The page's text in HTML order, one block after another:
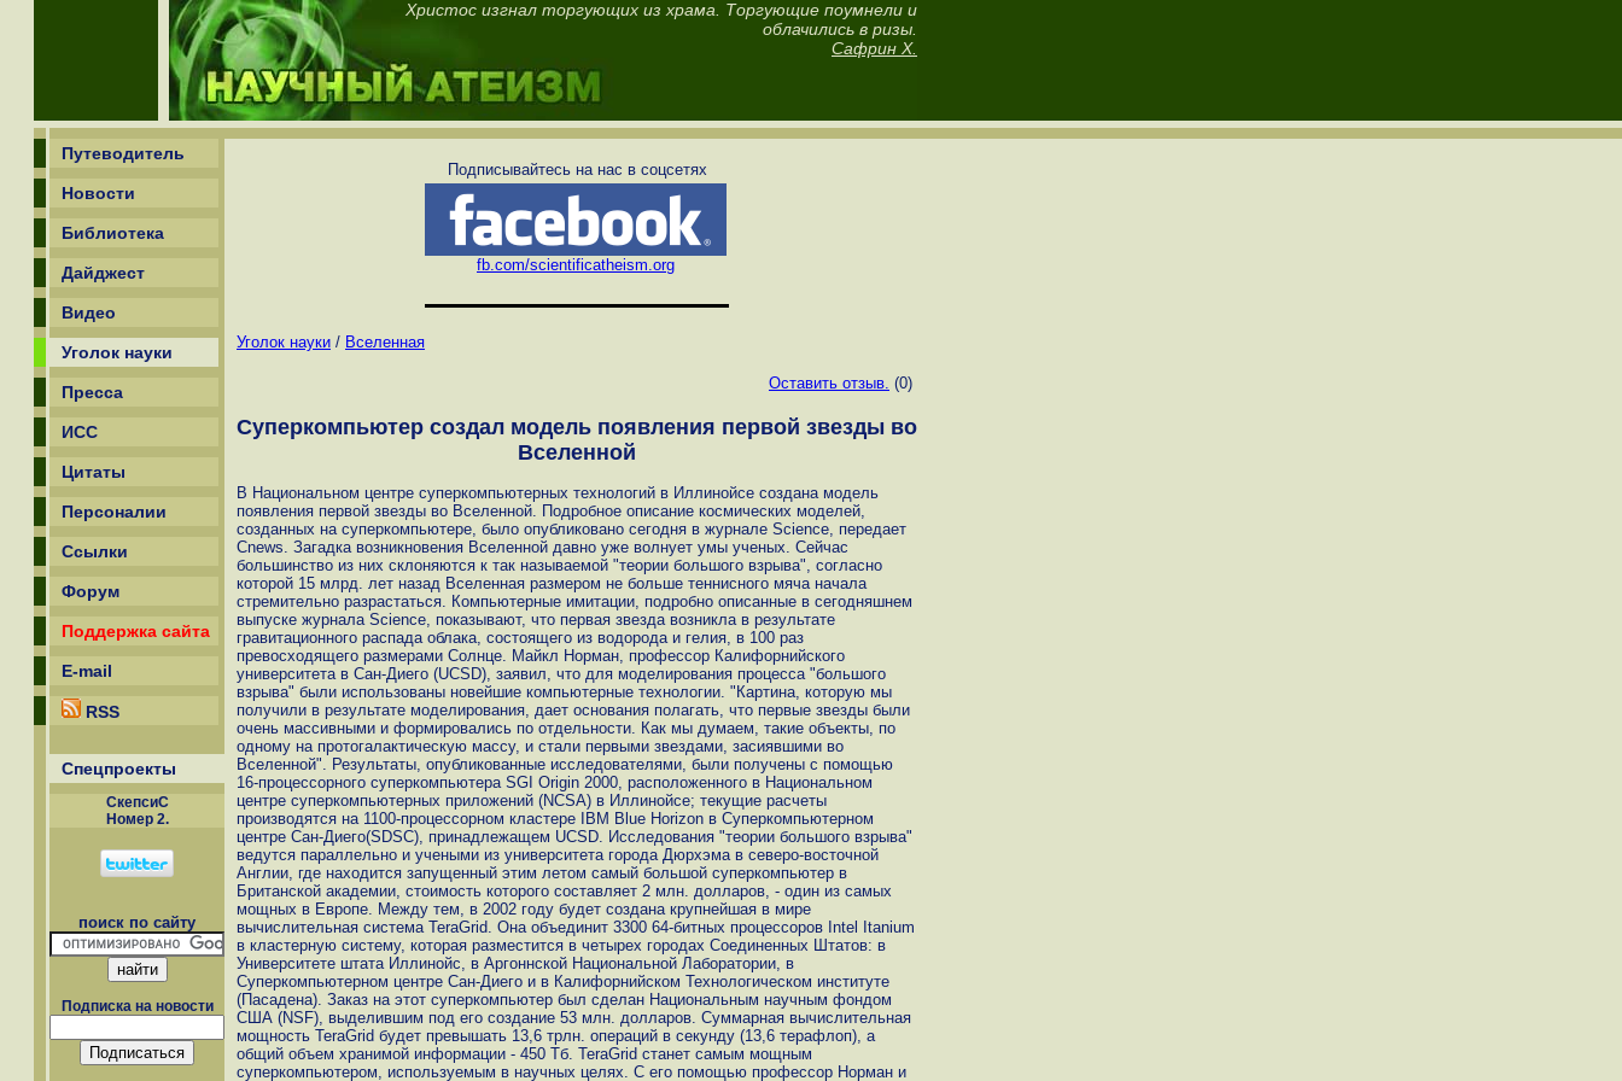
Христос изгнал торгующих из храма. Торгующие поумнели и
облачились в ризы.
Сафрин Х.
Путеводитель
Новости
Библиотека
Дайджест
Видео
Уголок науки
Пресса
ИСС
Цитаты
Персоналии
Ссылки
Форум
Поддержка сайта
E-mail
RSS
Спецпроекты
СкепсиС
Номер 2.
поиск по сайту
Подписка на новости
Подписывайтесь на нас в соцсетях
fb.com/scientificatheism.org
Уголок науки / Вселенная
Оставить отзыв. (0)
Суперкомпьютер создал модель появления первой звезды во
Вселенной
В Национальном центре суперкомпьютерных технологий в Иллинойсе создана модель
появления первой звезды во Вселенной. Подробное описание космических моделей,
созданных на суперкомпьютере, было опубликовано сегодня в журнале Science, передает
Cnews. Загадка возникновения Вселенной давно уже волнует умы ученых. Сейчас
большинство из них склоняются к так называемой "теории большого взрыва", согласно
которой 15 млрд. лет назад Вселенная размером не больше теннисного мяча начала
стремительно разрастаться. Компьютерные имитации, подробно описанные в сегодняшнем
выпуске журнала Science, показывают, что первая звезда возникла в результате
гравитационного распада облака, состоящего из водорода и гелия, в 100 раз
превосходящего размерами Солнце. Майкл Норман, профессор Калифорнийского
университета в Сан-Диего (UCSD), заявил, что для моделирования процесса "большого
взрыва" были использованы новейшие компьютерные технологии. "Картина, которую мы
получили в результате моделирования, дает основания полагать, что первые звезды были
очень массивными и формировались по отдельности. Как мы думаем, такие объекты, по
одному на протогалактическую массу, и стали первыми звездами, засиявшими во
Вселенной". Результаты, опубликованные исследователями, были получены с помощью
16-процессорного суперкомпьютера SGI Origin 2000, расположенного в Национальном
центре суперкомпьютерных приложений (NCSA) в Иллинойсе; текущие расчеты
производятся на 1100-процессорном кластере IBM Blue Horizon в Суперкомпьютерном
центре Сан-Диего(SDSC), принадлежащем UCSD. Исследования "теории большого взрыва"
ведутся параллельно и учеными из университета города Дюрхэма в северо-восточной
Англии, где находится запущенный этим летом самый большой суперкомпьютер в
Британской академии, стоимость которого составляет 2 млн. долларов, - один из самых
мощных в Европе. Между тем, в 2002 году будет создана крупнейшая в мире
вычислительная система TeraGrid. Она объединит 3300 64-битных процессоров Intel Itanium
в кластерную систему, которая разместится в четырех городах Соединенных Штатов: в
Университете штата Иллинойс, в Аргоннской Национальной Лаборатории, в
Суперкомпьютерном центре Сан-Диего и в Калифорнийском Технологическом институте
(Пасадена). Заказ на этот суперкомпьютер был сделан Национальным научным фондом
США (NSF), выделившим под его создание 53 млн. долларов. Суммарная вычислительная
мощность TeraGrid будет превышать 13,6 трлн. операций в секунду (13,6 терафлоп), а
общий объем хранимой информации - 450 Тб. TeraGrid станет самым мощным
суперкомпьютером, используемым в научных целях. С его помощью профессор Норман и